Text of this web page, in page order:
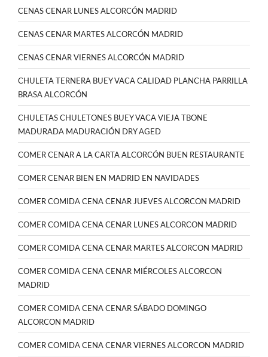
CENAS CENAR LUNES ALCORCÓN MADRID
CENAS CENAR MARTES ALCORCÓN MADRID
CENAS CENAR VIERNES ALCORCÓN MADRID
CHULETA TERNERA BUEY VACA CALIDAD PLANCHA PARRILLA
BRASA ALCORCÓN
CHULETAS CHULETONES BUEY VACA VIEJA TBONE
MADURADA MADURACIÓN DRY AGED
COMER CENAR A LA CARTA ALCORCÓN BUEN RESTAURANTE
COMER CENAR BIEN EN MADRID EN NAVIDADES
COMER COMIDA CENA CENAR JUEVES ALCORCON MADRID
COMER COMIDA CENA CENAR LUNES ALCORCON MADRID
COMER COMIDA CENA CENAR MARTES ALCORCON MADRID
COMER COMIDA CENA CENAR MIÉRCOLES ALCORCON
MADRID
COMER COMIDA CENA CENAR SÁBADO DOMINGO
ALCORCON MADRID
COMER COMIDA CENA CENAR VIERNES ALCORCON MADRID